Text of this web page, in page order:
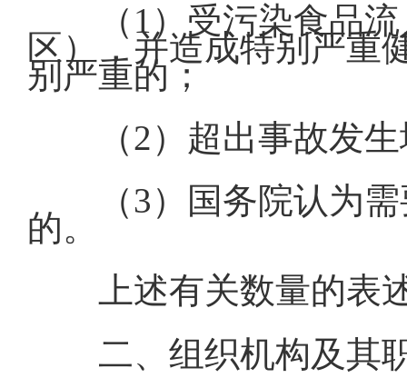
（1）受污染食品
区），并造成特别严重
别严重的；
（2）超出事故发
（3）国务院认为
的。
上述有关数量的表
二、组织机构及其